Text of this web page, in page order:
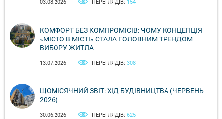
03.08.2026 ПЕРЕГЛЯДІВ: 154
КОМФОРТ БЕЗ КОМПРОМІСІВ: ЧОМУ КОНЦЕПЦІЯ
«МІСТО В МІСТІ» СТАЛА ГОЛОВНИМ ТРЕНДОМ
ВИБОРУ ЖИТЛА
13.07.2026 ПЕРЕГЛЯДІВ: 308
ЩОМІСЯЧНИЙ ЗВІТ: ХІД БУДІВНИЦТВА (ЧЕРВЕНЬ
2026)
30.06.2026 ПЕРЕГЛЯДІВ: 625